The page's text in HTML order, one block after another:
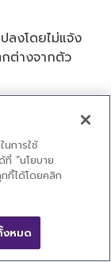
ลงโดยไม่แจ้ง
ต่างจากตัว
AvantGrand
นการใช้
ที่ “นโยบาย
กี้ได้โดยคลิก
หมด